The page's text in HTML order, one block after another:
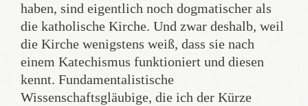
haben, sind eigentlich noch dogmatischer als
die katholische Kirche. Und zwar deshalb, weil
die Kirche wenigstens weiß, dass sie nach
einem Katechismus funktioniert und diesen
kennt. Fundamentalistische
Wissenschaftsgläubige, die ich der Kürze